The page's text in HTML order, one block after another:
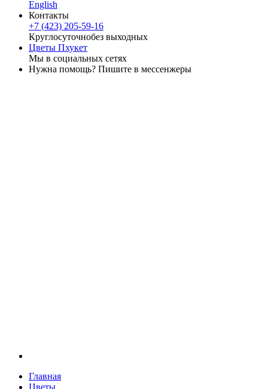
English
Контакты
+7 (423) 205-59-16
Круглосуточнобез выходных
Цветы Пхукет
Мы в социальных сетях
Нужна помощь? Пишите в мессенжеры
Главная
Цветы